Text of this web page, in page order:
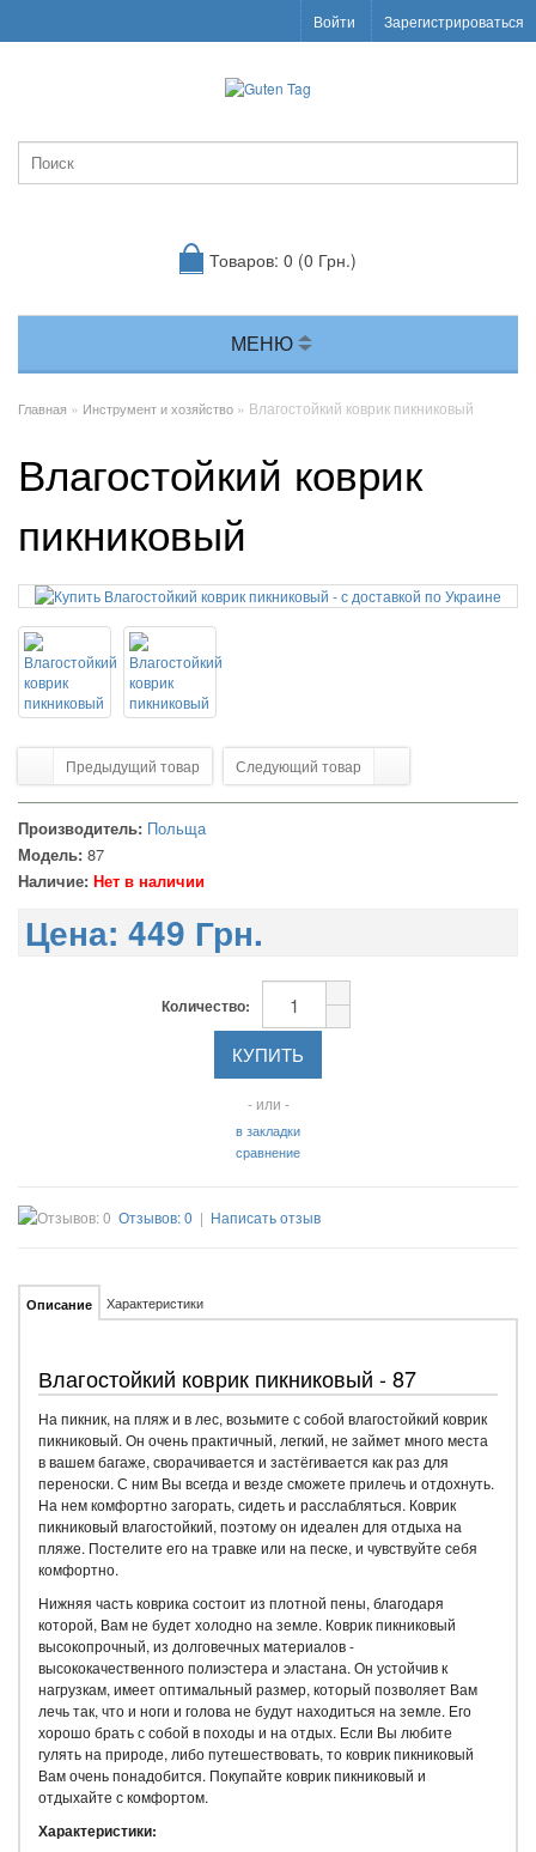
Войти Зарегистрироваться
Товаров: 0 (0 Грн.)
МЕНЮ
Главная » Инструмент и хозяйство » Влагостойкий коврик пикниковый
Влагостойкий коврик
пикниковый
Предыдущий товар Следующий товар
Производитель: Польща
Модель: 87
Наличие: Нет в наличии
Цена: 449 Грн.
Количество:
- или -
в закладки
сравнение
Отзывов: 0 | Написать отзыв
Описание Характеристики
Влагостойкий коврик пикниковый - 87
На пикник, на пляж и в лес, возьмите с собой влагостойкий коврик
пикниковый. Он очень практичный, легкий, не займет много места
в вашем багаже, сворачивается и застёгивается как раз для
переноски. С ним Вы всегда и везде сможете прилечь и отдохнуть.
На нем комфортно загорать, сидеть и расслабляться. Коврик
пикниковый влагостойкий, поэтому он идеален для отдыха на
пляже. Постелите его на травке или на песке, и чувствуйте себя
комфортно.
Нижняя часть коврика состоит из плотной пены, благодаря
которой, Вам не будет холодно на земле. Коврик пикниковый
высокопрочный, из долговечных материалов -
высококачественного полиэстера и эластана. Он устойчив к
нагрузкам, имеет оптимальный размер, который позволяет Вам
лечь так, что и ноги и голова не будут находиться на земле. Его
хорошо брать с собой в походы и на отдых. Если Вы любите
гулять на природе, либо путешествовать, то коврик пикниковый
Вам очень понадобится. Покупайте коврик пикниковый и
отдыхайте с комфортом.
Характеристики: